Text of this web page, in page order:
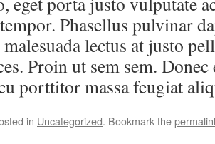
Phasellus pulvinar
malesuada lectus at justo
Proin ut sem sem.
porttitor massa feugiat
in Uncategorized. Bookmark the